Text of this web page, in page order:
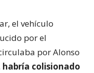
el vehículo
por el
por Alonso
habría colisionado